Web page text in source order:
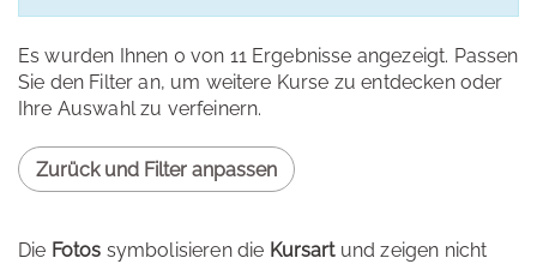
Es wurden Ihnen 0 von 11 Ergebnisse angezeigt. Passen
Sie den Filter an, um weitere Kurse zu entdecken oder
Ihre Auswahl zu verfeinern.
Zurück und Filter anpassen
Die Fotos symbolisieren die Kursartund zeigen nicht